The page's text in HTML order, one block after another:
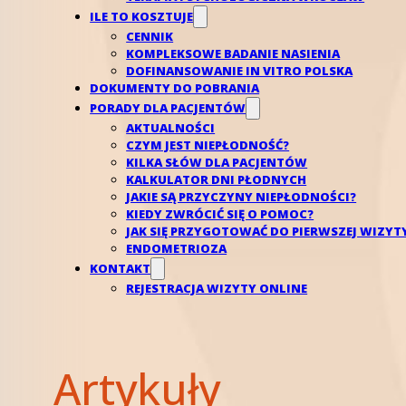
ILE TO KOSZTUJE
CENNIK
KOMPLEKSOWE BADANIE NASIENIA
DOFINANSOWANIE IN VITRO POLSKA
DOKUMENTY DO POBRANIA
PORADY DLA PACJENTÓW
AKTUALNOŚCI
CZYM JEST NIEPŁODNOŚĆ?
KILKA SŁÓW DLA PACJENTÓW
KALKULATOR DNI PŁODNYCH
JAKIE SĄ PRZYCZYNY NIEPŁODNOŚCI?
KIEDY ZWRÓCIĆ SIĘ O POMOC?
JAK SIĘ PRZYGOTOWAĆ DO PIERWSZEJ
ENDOMETRIOZA
KONTAKT
REJESTRACJA WIZYTY ONLINE
Artykuły
Pierwsza wizyta w związku z procedurą in vitro
dokumentację medyczną odnośnie zastosowanych
Na ogół w czasie pierwszej wizyty lekarza bada
się także badanie AMH, FSH, TSH, prolaktyny i
Mężczyznę kieruje się z kolei na badania
Procedura in vitro – wizyta kwalifikacyjna
Dopiero w czasie kolejnej wizyty lekarz, na
dodatkowe badania. Najczęściej wykonuje się
obecność sodu i potasu. Bez nich nie można
hormonalną kobiety i sam zabieg in vitro.
Bardzo ważnym elementem przygotowania